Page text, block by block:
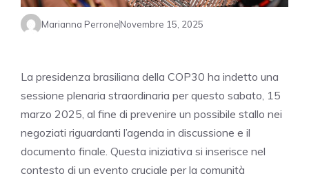
Marianna PerroneNovembre 15, 2025
La presidenza brasiliana della COP30 ha indetto una
sessione plenaria straordinaria per questo sabato, 15
marzo 2025, al fine di prevenire un possibile stallo nei
negoziati riguardanti l’agenda in discussione e il
documento finale. Questa iniziativa si inserisce nel
contesto di un evento cruciale per la comunità